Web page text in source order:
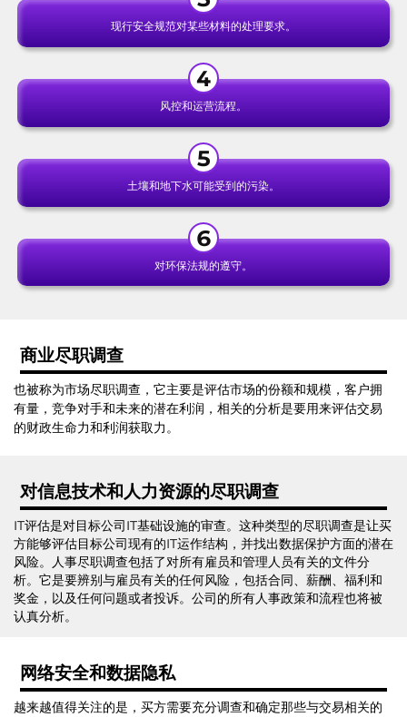
现行安全规范对某些材料的处理要求。
风控和运营流程。
土壤和地下水可能受到的污染。
对环保法规的遵守。
商业尽职调查
也被称为市场尽职调查，它主要是评估市场的份额和规模，客户拥
有量，竞争对手和未来的潜在利润，相关的分析是要用来评估交易
的财政生命力和利润获取力。
对信息技术和人力资源的尽职调查
IT评估是对目标公司IT基础设施的审查。这种类型的尽职调查是让买
方能够评估目标公司现有的IT运作结构，并找出数据保护方面的潜在
风险。人事尽职调查包括了对所有雇员和管理人员有关的文件分
析。它是要辨别与雇员有关的任何风险，包括合同、薪酬、福利和
奖金，以及任何问题或者投诉。公司的所有人事政策和流程也将被
认真分析。
网络安全和数据隐私
越来越值得关注的是，买方需要充分调查和确定那些与交易相关的